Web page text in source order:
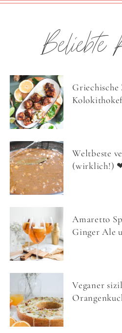
Beliebte
Weltbeste
(wirklich!)
Amaretto
Ginger Ale
Veganer